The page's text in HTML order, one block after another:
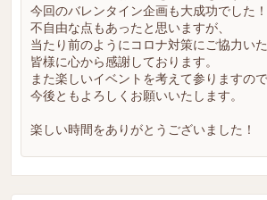
今回のバレンタイン企画も大成功でした！
不自由な点もあったと思いますが、
当たり前のようにコロナ対策にご協力い
皆様に心から感謝しております。
また楽しいイベントを考えて参りますので
今後ともよろしくお願いいたします。
楽しい時間をありがとうございました！